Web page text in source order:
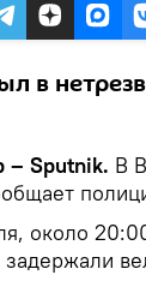
в
Sputnik. В
около